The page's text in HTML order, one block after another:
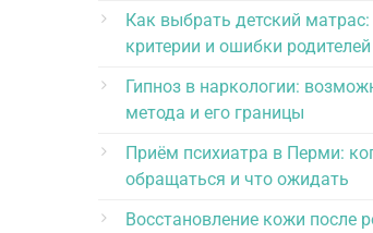
Как выбрать детский матрас:
критерии и ошибки родителей
Гипноз в наркологии:
метода и его границы
Приём психиатра в Перми:
обращаться и что ожидать
Восстановление кожи после